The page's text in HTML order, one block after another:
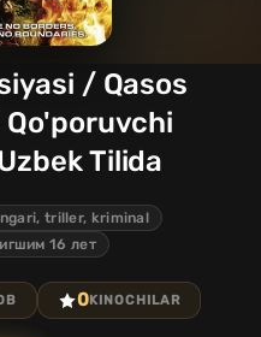
/ Qasos
Tilida
triller, kriminal
16 лет
0KINOCHILAR